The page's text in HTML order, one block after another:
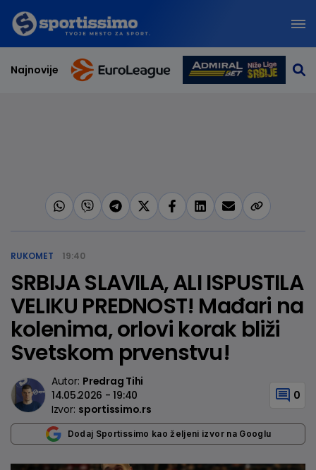
Najnovije
RUKOMET 19:40
SRBIJA SLAVILA, ALI ISPUSTILA
VELIKU PREDNOST! Mađari na
kolenima, orlovi korak bliži
Svetskom prvenstvu!
Autor: Predrag Tihi
14.05.2026 - 19:40
Izvor: sportissimo.rs
0
Dodaj Sportissimo kao željeni izvor na Googlu